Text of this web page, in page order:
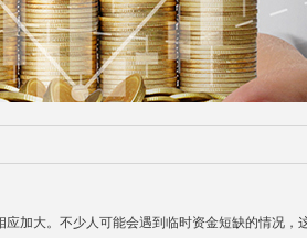
加大。不少人可能会遇到临时资金短缺的情况，